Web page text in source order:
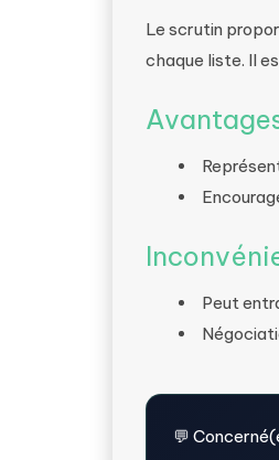
Le scrutin
chaque liste. Il
Peut
💬